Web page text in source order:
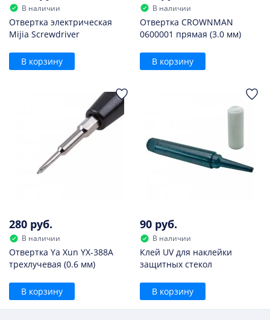
В наличии
Отвертка электрическая
Mijia Screwdriver
В корзину
В наличии
Отвертка CROWNMAN
0600001 прямая (3.0 мм)
В корзину
280 руб.
В наличии
Отвертка Ya Xun YX-388A
трехлучевая (0.6 мм)
В корзину
90 руб.
В наличии
Клей UV для наклейки
защитных стекол
В корзину